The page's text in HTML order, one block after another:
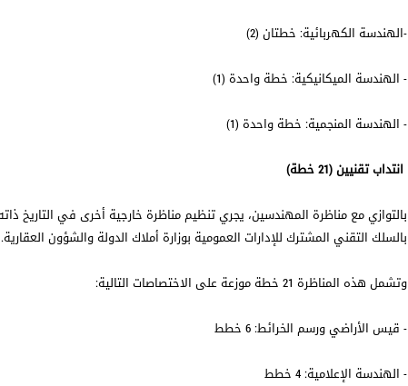
-الهندسة الكهربائية: خطتان (2)
- الهندسة الميكانيكية: خطة واحدة (1)
- الهندسة المنجمية: خطة واحدة (1)
انتداب تقنيين (21 خطة)
بالسلك التقني المشترك للإدارات العمومية بوزارة أملاك الدولة والشؤون العقارية.
وتشمل هذه المناظرة 21 خطة موزعة على الاختصاصات التالية:
- قيس الأراضي ورسم الخرائط: 6 خطط
- الهندسة الإعلامية: 4 خطط